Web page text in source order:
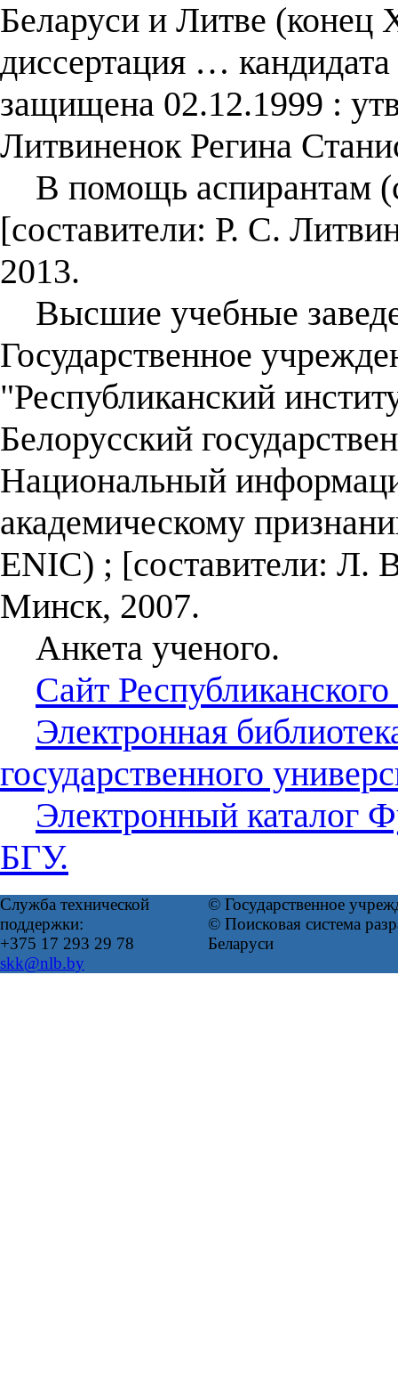
Беларуси и Литве
диссертация …
защищена 02.12.1999 :
Литвиненок Регина
В помощь аспирантам
[составители: Р. С.
2013.
Высшие учебные
Государственное
"Республиканский
Белорусский
Национальный
академическому
ENIC) ; [составители: Л.
Минск, 2007.
Анкета ученого.
Сайт
Электронная
государственного
Электронный каталог
БГУ.
Служба технической
поддержки:
+375 17 293 29 78
skk@nlb.by
© Государственное
© Поисковая система
Беларуси